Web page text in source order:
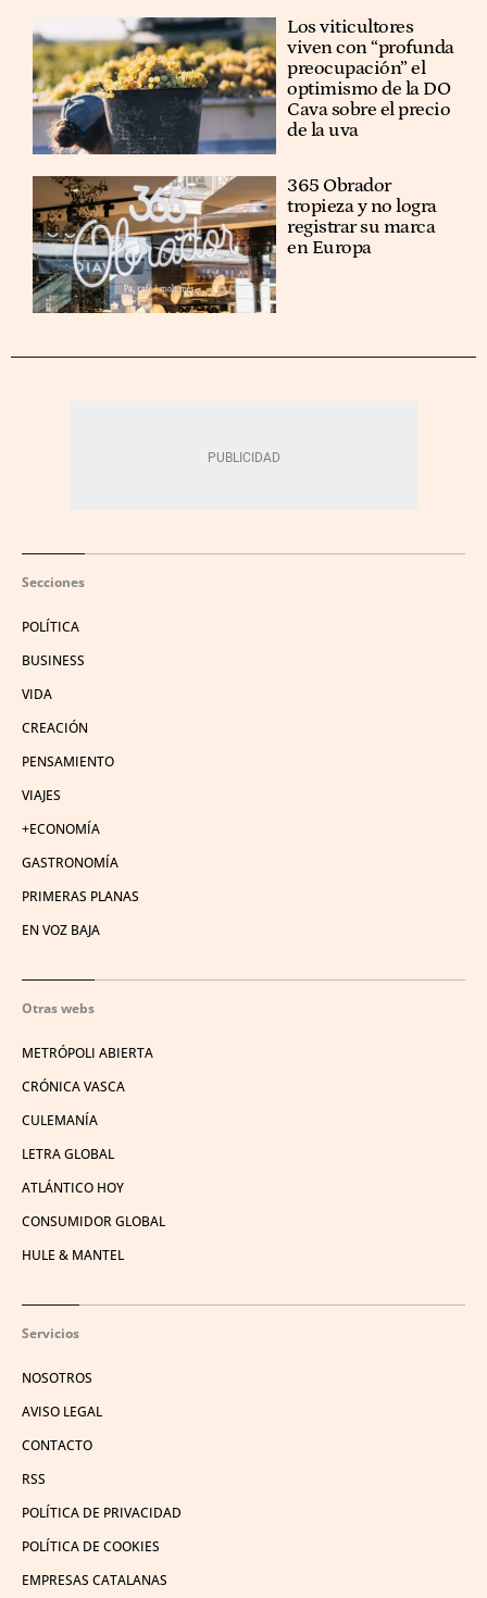
Los viticultores
viven con “profunda
preocupación” el
optimismo de la DO
Cava sobre el precio
de la uva
365 Obrador
tropieza y no logra
registrar su marca
en Europa
Secciones
POLÍTICA
BUSINESS
VIDA
CREACIÓN
PENSAMIENTO
VIAJES
+ECONOMÍA
GASTRONOMÍA
PRIMERAS PLANAS
EN VOZ BAJA
Otras webs
METRÓPOLI ABIERTA
CRÓNICA VASCA
CULEMANÍA
LETRA GLOBAL
ATLÁNTICO HOY
CONSUMIDOR GLOBAL
HULE & MANTEL
Servicios
NOSOTROS
AVISO LEGAL
CONTACTO
RSS
POLÍTICA DE PRIVACIDAD
POLÍTICA DE COOKIES
EMPRESAS CATALANAS